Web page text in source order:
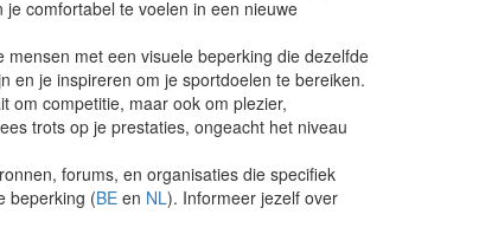
comfortabel te voelen in een nieuwe
mensen met een visuele beperking die dezelfde
en je inspireren om je sportdoelen te bereiken.
om competitie, maar ook om plezier,
trots op je prestaties, ongeacht het niveau
forums, en organisaties die specifiek
beperking (BE en NL). Informeer jezelf over